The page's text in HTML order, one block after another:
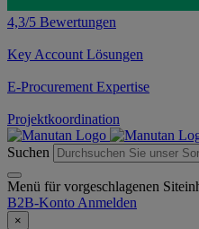
4,3/5 Bewertungen
Key Account Lösungen
E-Procurement Expertise
Projektkoordination
Suchen
Menü für vorgeschlagenen
B2B-Konto Anmelden
×